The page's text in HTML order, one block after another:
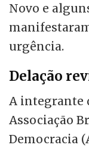
Novo e
urgência.
Delação
A integrante
Associação
Democracia